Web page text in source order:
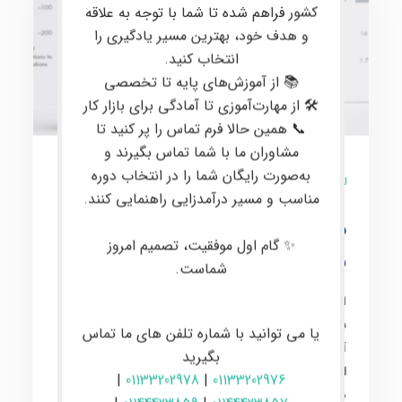
دوره ی حضوری پیشرفته
معامله گری ارز دیجیتال
این دوره برای علاقمندان به
بین‌المللی
مانندکریپتو و فارکسارائه می‌شود. در این
آموزشی پیشرفته
، مفاهیم کلیدی و تخصصی مانند
پرایس
اکشن
تحلیل تکنیکال پیشرفته،تحلیل فاندامنتال عمیق
مدیریت سرمایه حرفه‌ای، و روانشناسی معاملات
کشور فراهم شده تا شما با توجه به علاقه
و هدف خود، بهترین مسیر یادگیری را
انتخاب کنید.
📚 از آموزش‌های پایه تا تخصصی
🛠 از مهارت‌آموزی تا آمادگی برای بازار کار
📞 همین حالا فرم تماس را پر کنید تا
مشاوران ما با شما تماس بگیرند و
به‌صورت رایگان شما را در انتخاب دوره
مناسب و مسیر درآمدزایی راهنمایی کنند.
✨ گام اول موفقیت، تصمیم امروز
شماست.
یا می توانید با شماره تلفن های ما تماس
بگیرید
01133202976
|
01133202978
|